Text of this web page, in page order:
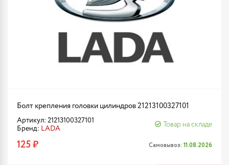
Болт крепления головки цилиндров 21213100327101
Артикул: 21213100327101
Бренд: LADA
Товар на складе
125 ₽ Самовывоз: 11.08.2026